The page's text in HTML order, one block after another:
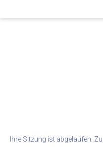
Ihre Sitzung ist abgelaufen.